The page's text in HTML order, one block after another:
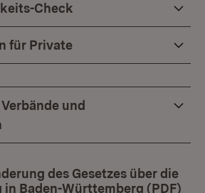
Check
für Private
und
des Gesetzes über die
in Baden-Württemberg (PDF)